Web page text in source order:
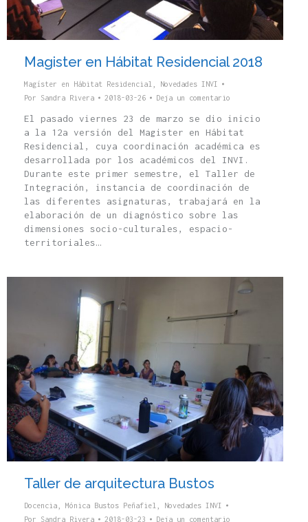
Magister en Hábitat Residencial 2018
Magíster en Hábitat Residencial
Novedades INVI
Por Sandra Rivera 2018-03-26 Deja un comentario
El pasado viernes 23 de marzo se dio inicio
a la 12a versión del Magister en Hábitat
Residencial, cuya coordinación académica es
desarrollada por los académicos del INVI.
Durante este primer semestre, el Taller de
Integración, instancia de coordinación de
las diferentes asignaturas, trabajará en la
elaboración de un diagnóstico sobre las
dimensiones socio-culturales, espacio-
territoriales…
Taller de arquitectura Bustos
Docencia Mónica Bustos Peñafiel
Novedades INVI
Por Sandra Rivera 2018-03-23 Deja un comentario